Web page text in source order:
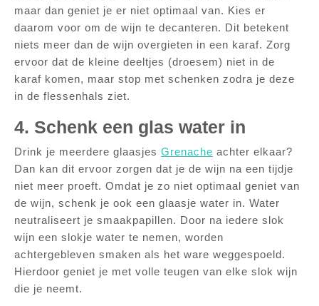
maar dan geniet je er niet optimaal van. Kies er
daarom voor om de wijn te decanteren. Dit betekent
niets meer dan de wijn overgieten in een karaf. Zorg
ervoor dat de kleine deeltjes (droesem) niet in de
karaf komen, maar stop met schenken zodra je deze
in de flessenhals ziet.
4. Schenk een glas water in
Drink je meerdere glaasjes Grenache achter elkaar?
Dan kan dit ervoor zorgen dat je de wijn na een tijdje
niet meer proeft. Omdat je zo niet optimaal geniet van
de wijn, schenk je ook een glaasje water in. Water
neutraliseert je smaakpapillen. Door na iedere slok
wijn een slokje water te nemen, worden
achtergebleven smaken als het ware weggespoeld.
Hierdoor geniet je met volle teugen van elke slok wijn
die je neemt.